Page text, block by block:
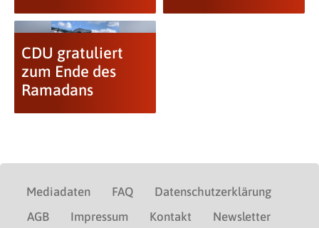
CDU gratuliert
zum Ende des
Ramadans
Mediadaten FAQ
Datenschutzerklärung
AGB
Impressum Kontakt Newsletter